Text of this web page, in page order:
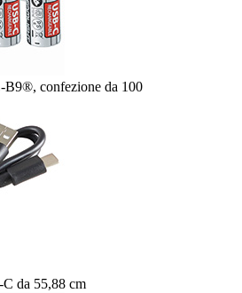
B9®, confezione da 100
da 55,88 cm